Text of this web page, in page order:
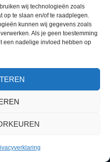
wij technologieën zoals
op te slaan en/of te raadplegen.
kunnen wij gegevens zoals
Als je geen toestemming
een nadelige invloed hebben op
Zuid-Limburg